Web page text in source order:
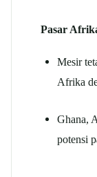
Pasar
Mesir
Afrika
Ghana,
potensi